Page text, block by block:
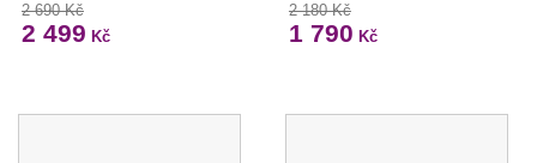
2 690 Kč
2 499 Kč
2 180 Kč
1 790 Kč